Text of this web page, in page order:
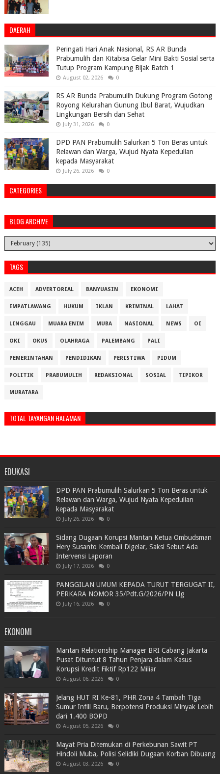
DAERAH
Peringati Hari Anak Nasional, RS AR Bunda
Prabumulih dan Kitabisa Gelar Mini Bakti Sosial serta
Tutup Program Kampung Bijak Batch 1
August 02, 2026 0
RS AR Bunda Prabumulih Dukung Program Gotong
Royong Kelurahan Gunung Ibul Barat, Wujudkan
Lingkungan Bersih dan Sehat
July 31, 2026 0
DPD PAN Prabumulih Salurkan 5 Ton Beras untuk
Relawan dan Warga, Wujud Nyata Kepedulian
kepada Masyarakat
July 26, 2026 0
CATEGORIES
BLOG ARCHIVE
TAGS
ACEH ADVERTORIAL BANYUASIN EKONOMI
EMPATLAWANG HUKUM IKLAN KRIMINAL LAHAT
LINGGAU MUARA ENIM MUBA NASIONAL NEWS OI
OKI OKUS OLAHRAGA PALEMBANG PALI
PEMERINTAHAN PENDIDIKAN PERISTIWA PIDUM
POLITIK PRABUMULIH REDAKSIONAL SOSIAL TIPIKOR
MURATARA
TOTAL TAYANGAN HALAMAN
EDUKASI
DPD PAN Prabumulih Salurkan 5 Ton Beras untuk
Relawan dan Warga, Wujud Nyata Kepedulian
kepada Masyarakat
July 26, 2026 0
Sidang Dugaan Korupsi Mantan Ketua Ombudsman
Hery Susanto Kembali Digelar, Saksi Sebut Ada
Intervensi Laporan
July 17, 2026 0
PANGGILAN UMUM KEPADA TURUT TERGUGAT II,
PERKARA NOMOR 35/Pdt.G/2026/PN Llg
July 16, 2026 0
EKONOMI
Mantan Relationship Manager BRI Cabang Jakarta
Pusat Dituntut 8 Tahun Penjara dalam Kasus
Korupsi Kredit Fiktif Rp122 Miliar
August 06, 2026 0
Jelang HUT RI Ke-81, PHR Zona 4 Tambah Tiga
Sumur Infill Baru, Berpotensi Produksi Minyak Lebih
dari 1.400 BOPD
August 05, 2026 0
Mayat Pria Ditemukan di Perkebunan Sawit PT
Hindoli Muba, Polisi Selidiki Dugaan Korban Dibuang
August 03, 2026 0